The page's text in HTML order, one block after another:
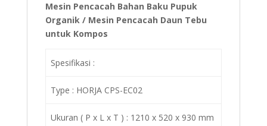
Mesin Pencacah Bahan Baku Pupuk
Organik / Mesin Pencacah Daun Tebu
untuk Kompos
Spesifikasi :
Type : HORJA CPS-EC02
Ukuran ( P x L x T ) : 1210 x 520 x 930 mm